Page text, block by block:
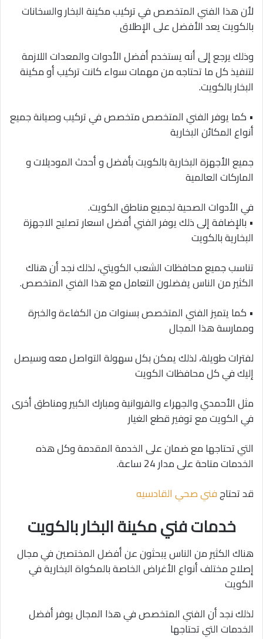
لأن هذا الفني المتخصص في تركيب مكينة البخار والسخانات
بالكويت يعد الأفضل على الإطلاق
وذلك يرجع إلى أنه يستخدم أفضل الأدوات والمعدات اللازمة
لتنفيذ كل ما تحتاجه من مهمات سواء كانت تركيب أو مكينة
البخار بالكويت.
• كما يوفر الفني المتخصص متخصص في تركيب وصيانة جميع
أنواع المكائن البخارية
جميع الأجهزة البخارية بالكويت بأفضل و أحدث الموديلات و
الماركات العالمية
في الأدوات الصحية لجميع مناطق الكويت.
• بالإضافة إلى ذلك يوفر الفني أفضل اسعار تصليح الاجهزة
البخارية بالكويت
تناسب جميع محافظات الشعب الكويتي، لذلك نجد أن هناك
الكثير من الناس يفضلون التعامل مع هذا الفني المتخصص.
• كما يتميز الفني المتخصص بسنوات من الكفاءة والخبرة
وممارسة هذا المجال
لفترات طويلة، لذلك يمكن بكل سهولة التواصل معه وسيصل
إليك في كل محافظات الكويت
مثل الأحمدي والجهراء والفروانية ومبارك الكبير ومناطق أخرى
في الكويت مع توفير قطع الغيار
التي تحتاجها مع ضمان على الخدمة المقدمة وكل هذه
الخدمات متاحة على مدار 24 ساعة.
قد تحتاجفني صحي القادسيه
خدمات فني مكينة البخار بالكويت
هناك الكثير من الناس يبحثون عن أفضل المختصين في مجال
إصلاح مختلف أنواع الأغراض الخاصة بالمكواة البخارية في
الكويت
لذلك نجد أن الفني المتخصص في هذا المجال يوفر أفضل
الخدمات التي تحتاجها